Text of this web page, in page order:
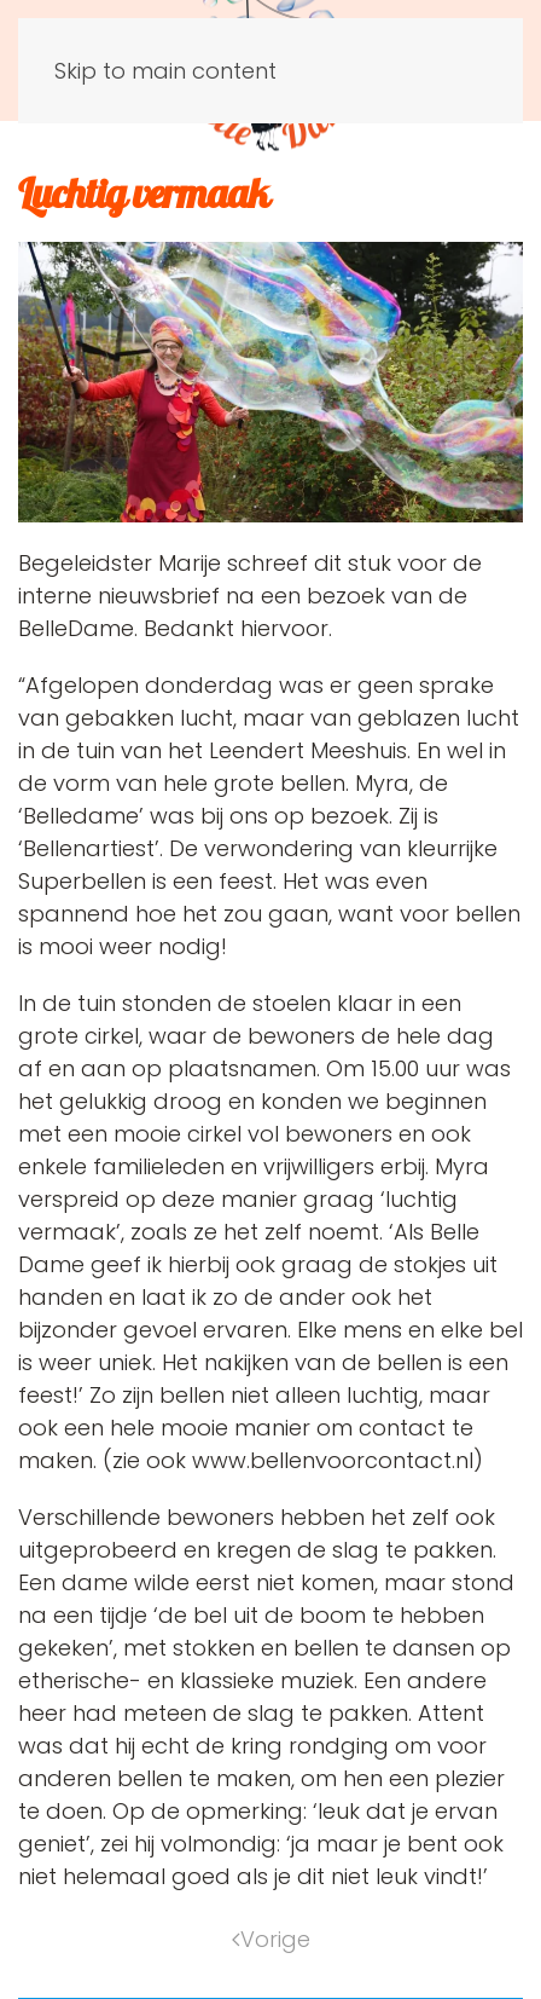
Skip to main content
Luchtig vermaak
Begeleidster Marije schreef dit stuk voor de
interne nieuwsbrief na een bezoek van de
BelleDame. Bedankt hiervoor.
“Afgelopen donderdag was er geen sprake
van gebakken lucht, maar van geblazen lucht
in de tuin van het Leendert Meeshuis. En wel in
de vorm van hele grote bellen. Myra, de
‘Belledame’ was bij ons op bezoek. Zij is
‘Bellenartiest’. De verwondering van kleurrijke
Superbellen is een feest. Het was even
spannend hoe het zou gaan, want voor bellen
is mooi weer nodig!
In de tuin stonden de stoelen klaar in een
grote cirkel, waar de bewoners de hele dag
af en aan op plaatsnamen. Om 15.00 uur was
het gelukkig droog en konden we beginnen
met een mooie cirkel vol bewoners en ook
enkele familieleden en vrijwilligers erbij. Myra
verspreid op deze manier graag ‘luchtig
vermaak’, zoals ze het zelf noemt. ‘Als Belle
Dame geef ik hierbij ook graag de stokjes uit
handen en laat ik zo de ander ook het
bijzonder gevoel ervaren. Elke mens en elke bel
is weer uniek. Het nakijken van de bellen is een
feest!’ Zo zijn bellen niet alleen luchtig, maar
ook een hele mooie manier om contact te
maken. (zie ook www.bellenvoorcontact.nl)
Verschillende bewoners hebben het zelf ook
uitgeprobeerd en kregen de slag te pakken.
Een dame wilde eerst niet komen, maar stond
na een tijdje ‘de bel uit de boom te hebben
gekeken’, met stokken en bellen te dansen op
etherische- en klassieke muziek. Een andere
heer had meteen de slag te pakken. Attent
was dat hij echt de kring rondging om voor
anderen bellen te maken, om hen een plezier
te doen. Op de opmerking: ‘leuk dat je ervan
geniet’, zei hij volmondig: ‘ja maar je bent ook
niet helemaal goed als je dit niet leuk vindt!’
Vorige